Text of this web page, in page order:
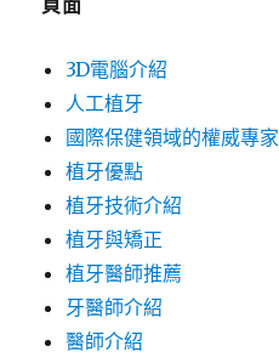
頁面
3D電腦介紹
人工植牙
國際保健領域的權威專家
植牙優點
植牙技術介紹
植牙與矯正
植牙醫師推薦
牙醫師介紹
醫師介紹